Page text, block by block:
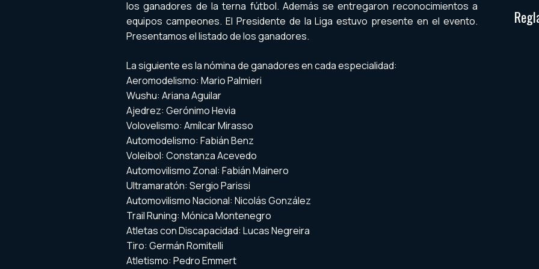
los ganadores de la terna fútbol. Además se entregaron reconocimientos a
equipos campeones. El Presidente de la Liga estuvo presente en el evento.
Presentamos el listado de los ganadores.
La siguiente es la nómina de ganadores en cada especialidad:
Aeromodelismo: Mario Palmieri
Wushu: Ariana Aguilar
Ajedrez: Gerónimo Hevia
Volovelismo: Amílcar Mirasso
Automodelismo: Fabián Benz
Voleibol: Constanza Acevedo
Automovilismo Zonal: Fabián Mainero
Ultramaratón: Sergio Parissi
Automovilismo Nacional: Nicolás González
Trail Runing: Mónica Montenegro
Atletas con Discapacidad: Lucas Negreira
Tiro: Germán Romitelli
Atletismo: Pedro Emmert